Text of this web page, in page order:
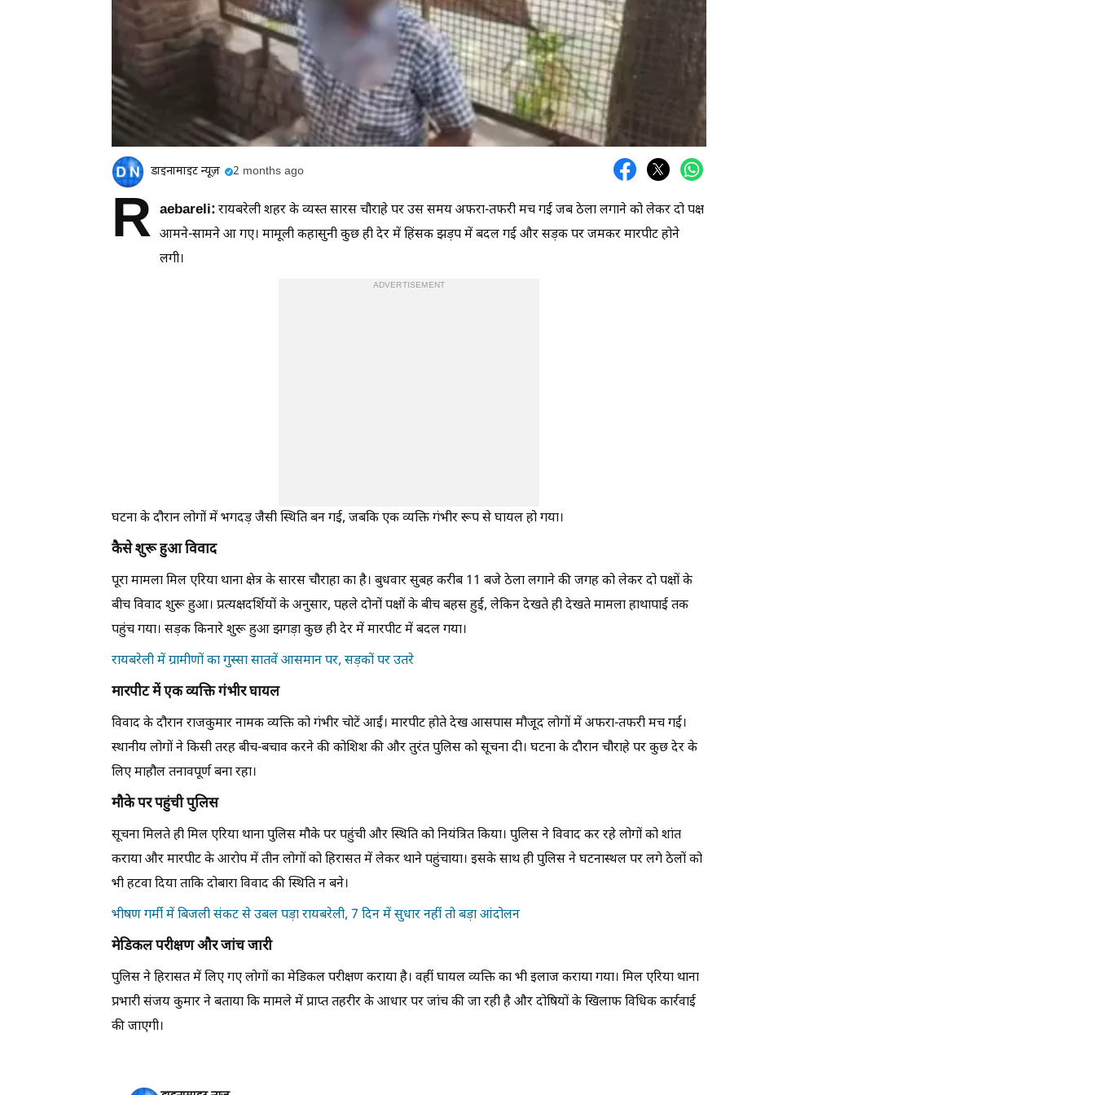
डाइनामाइट न्यूज़ 2 months ago
R aebareli:रायबरेली शहर के व्यस्त सारस चौराहे पर उस समय अफरा-तफरी मच गई जब ठेला लगाने को लेकर दो पक्ष
आमने-सामने आ गए। मामूली कहासुनी कुछ ही देर में हिंसक झड़प में बदल गई और सड़क पर जमकर मारपीट होने
लगी।
ADVERTISEMENT
घटना के दौरान लोगों में भगदड़ जैसी स्थिति बन गई, जबकि एक व्यक्ति गंभीर रूप से घायल हो गया।
कैसे शुरू हुआ विवाद
पूरा मामला मिल एरिया थाना क्षेत्र के सारस चौराहा का है। बुधवार सुबह करीब 11 बजे ठेला लगाने की जगह को लेकर दो पक्षों के
बीच विवाद शुरू हुआ। प्रत्यक्षदर्शियों के अनुसार, पहले दोनों पक्षों के बीच बहस हुई, लेकिन देखते ही देखते मामला हाथापाई तक
पहुंच गया। सड़क किनारे शुरू हुआ झगड़ा कुछ ही देर में मारपीट में बदल गया।
रायबरेली में ग्रामीणों का गुस्सा सातवें आसमान पर, सड़कों पर उतरे
मारपीट में एक व्यक्ति गंभीर घायल
विवाद के दौरान राजकुमार नामक व्यक्ति को गंभीर चोटें आईं। मारपीट होते देख आसपास मौजूद लोगों में अफरा-तफरी मच गई।
स्थानीय लोगों ने किसी तरह बीच-बचाव करने की कोशिश की और तुरंत पुलिस को सूचना दी। घटना के दौरान चौराहे पर कुछ देर के
लिए माहौल तनावपूर्ण बना रहा।
मौके पर पहुंची पुलिस
सूचना मिलते ही मिल एरिया थाना पुलिस मौके पर पहुंची और स्थिति को नियंत्रित किया। पुलिस ने विवाद कर रहे लोगों को शांत
कराया और मारपीट के आरोप में तीन लोगों को हिरासत में लेकर थाने पहुंचाया। इसके साथ ही पुलिस ने घटनास्थल पर लगे ठेलों को
भी हटवा दिया ताकि दोबारा विवाद की स्थिति न बने।
भीषण गर्मी में बिजली संकट से उबल पड़ा रायबरेली, 7 दिन में सुधार नहीं तो बड़ा आंदोलन
मेडिकल परीक्षण और जांच जारी
पुलिस ने हिरासत में लिए गए लोगों का मेडिकल परीक्षण कराया है। वहीं घायल व्यक्ति का भी इलाज कराया गया। मिल एरिया थाना
प्रभारी संजय कुमार ने बताया कि मामले में प्राप्त तहरीर के आधार पर जांच की जा रही है और दोषियों के खिलाफ विधिक कार्रवाई
की जाएगी।